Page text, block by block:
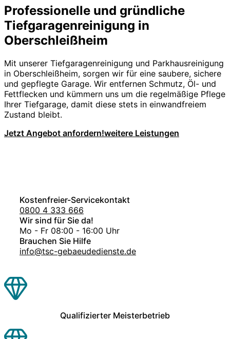
Professionelle und gründliche
Tiefgaragenreinigung in
Oberschleißheim
Mit unserer Tiefgaragenreinigung und Parkhausreinigung
in Oberschleißheim, sorgen wir für eine saubere, sichere
und gepflegte Garage. Wir entfernen Schmutz, Öl- und
Fettflecken und kümmern uns um die regelmäßige Pflege
Ihrer Tiefgarage, damit diese stets in einwandfreiem
Zustand bleibt.
Jetzt Angebot anfordern!weitere Leistungen
Kostenfreier-Servicekontakt
0800 4 333 666
Wir sind für Sie da!
Mo - Fr 08:00 - 16:00 Uhr
Brauchen Sie Hilfe
info@tsc-gebaeudedienste.de
Qualifizierter Meisterbetrieb